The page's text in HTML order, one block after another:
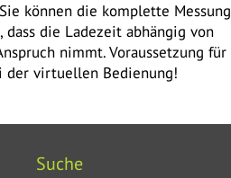
können die komplette Messung
die Ladezeit abhängig von
nimmt. Voraussetzung für
der virtuellen Bedienung!
Suche